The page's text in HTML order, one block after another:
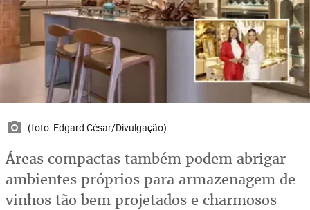
(foto: Edgard César/Divulgação)
Áreas compactas também podem abrigar
ambientes próprios para armazenagem de
vinhos tão bem projetados e charmosos